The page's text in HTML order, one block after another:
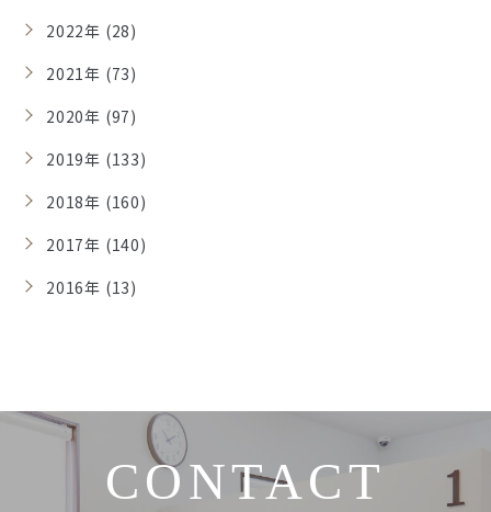
2022年 (28)
2021年 (73)
2020年 (97)
2019年 (133)
2018年 (160)
2017年 (140)
2016年 (13)
CONTACT